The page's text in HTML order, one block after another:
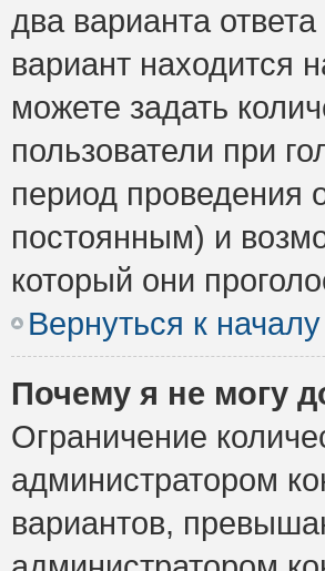
два варианта
вариант находится
можете задать
пользователи при
период проведения
постоянным) и
который они
Вернуться к началу
Почему я не могу
Ограничение
администратором
вариантов,